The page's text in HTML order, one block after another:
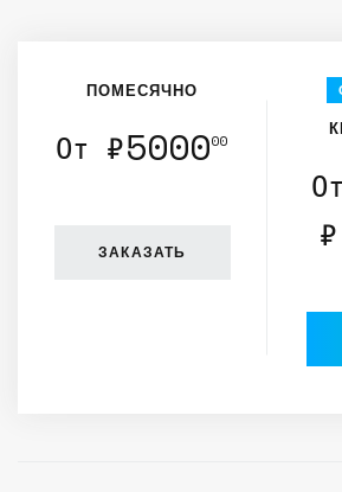
ПОМЕСЯЧНО
От ₽500000
ЗАКАЗАТЬ
₽